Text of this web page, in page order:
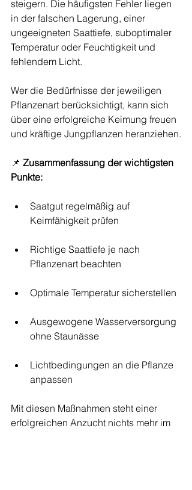
steigern. Die häufigsten Fehler liegen
in der falschen Lagerung, einer
ungeeigneten Saattiefe, suboptimaler
Temperatur oder Feuchtigkeit und
fehlendem Licht.
Wer die Bedürfnisse der jeweiligen
Pflanzenart berücksichtigt, kann sich
über eine erfolgreiche Keimung freuen
und kräftige Jungpflanzen heranziehen.
📌 Zusammenfassung der wichtigsten
Punkte:
Saatgut regelmäßig auf
Keimfähigkeit prüfen
Richtige Saattiefe je nach
Pflanzenart beachten
Optimale Temperatur sicherstellen
Ausgewogene Wasserversorgung
ohne Staunässe
Lichtbedingungen an die Pflanze
anpassen
Mit diesen Maßnahmen steht einer
erfolgreichen Anzucht nichts mehr im